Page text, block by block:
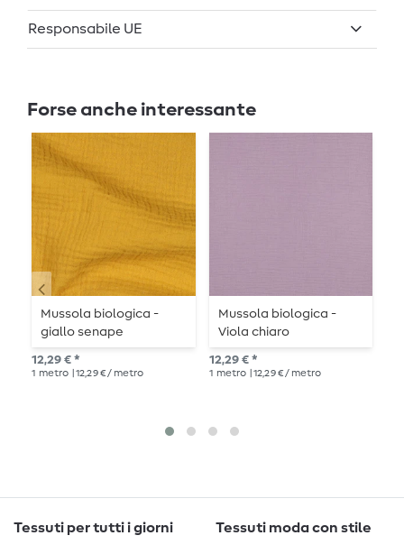
Responsabile UE
Forse anche interessante
Mussola biologica -
giallo senape
12,29 € *
1 metro | 12,29 € / metro
Mussola biologica -
Viola chiaro
12,29 € *
1 metro | 12,29 € / metro
Tessuti per tutti i giorni Tessuti moda con stile